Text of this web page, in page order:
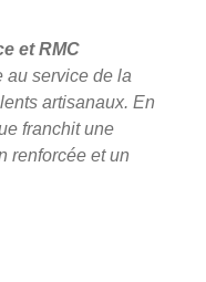
et RMC
au service de la
artisanaux. En
franchit une
renforcée et un